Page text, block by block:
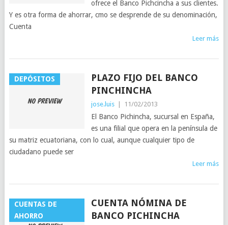
ofrece el Banco Pichcincha a sus clientes.
Y es otra forma de ahorrar, cmo se desprende de su denominación,
Cuenta
Leer más
DEPÓSITOS
PLAZO FIJO DEL BANCO
PINCHINCHA
jose.luis 11/02/2013
El Banco Pichincha, sucursal en España,
es una filial que opera en la península de
su matriz ecuatoriana, con lo cual, aunque cualquier tipo de
ciudadano puede ser
Leer más
CUENTAS DE
AHORRO
CUENTA NÓMINA DE
BANCO PICHINCHA